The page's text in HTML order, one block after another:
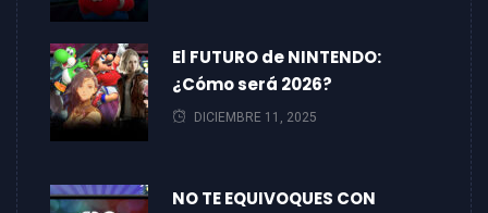
El FUTURO de NINTENDO:
¿Cómo será 2026?
DICIEMBRE 11, 2025
NO TE EQUIVOQUES CON